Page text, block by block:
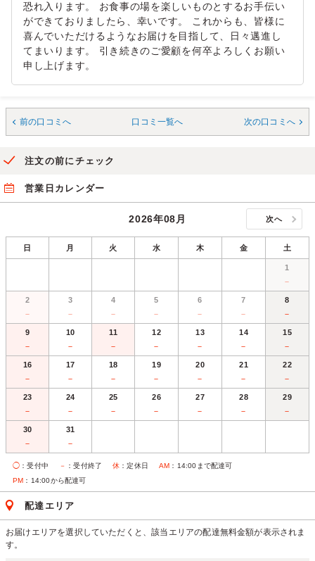
恐れ入ります。 お食事の場を楽しいものとするお手伝い
ができておりましたら、幸いです。 これからも、皆様に
喜んでいただけるようなお届けを目指して、日々邁進し
てまいります。 引き続きのご愛顧を何卒よろしくお願い
申し上げます。
前の口コミへ 口コミ一覧へ 次の口コミへ
注文の前にチェック
営業日カレンダー
2026年08月 次へ
日 月 火 水 木 金 土
1
－
2
－
3
－
4
－
5
－
6
－
7
－
8
－
9
－
10
－
11
－
12
－
13
－
14
－
15
－
16
－
17
－
18
－
19
－
20
－
21
－
22
－
23
－
24
－
25
－
26
－
27
－
28
－
29
－
30
－
31
－
◯ ：受付中 － ：受付終了 休 ：定休日 AM ：14:00まで配達可
PM ：14:00から配達可
配達エリア
お届けエリアを選択していただくと、該当エリアの配達無料金額が表示されま
す。